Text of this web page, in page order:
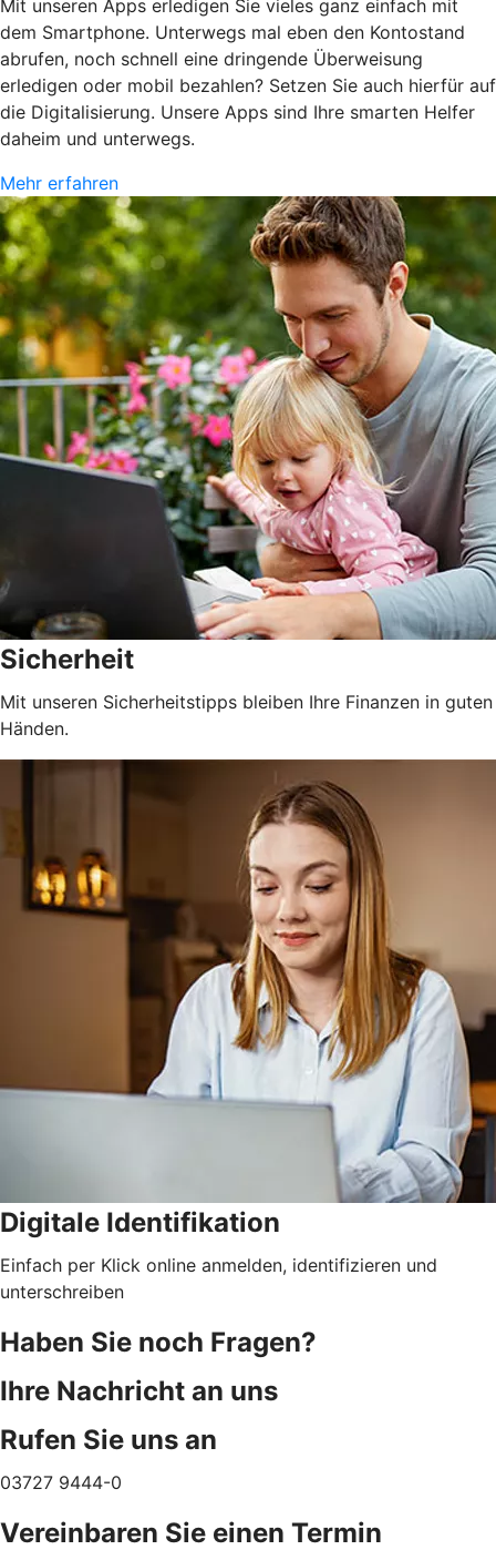
Mit unseren Apps erledigen Sie vieles ganz einfach mit
dem Smartphone. Unterwegs mal eben den Kontostand
abrufen, noch schnell eine dringende Überweisung
erledigen oder mobil bezahlen? Setzen Sie auch hierfür auf
die Digitalisierung. Unsere Apps sind Ihre smarten Helfer
daheim und unterwegs.
Mehr erfahren
Sicherheit
Mit unseren Sicherheitstipps bleiben Ihre Finanzen in guten
Händen.
Digitale Identifikation
Einfach per Klick online anmelden, identifizieren und
unterschreiben
Haben Sie noch Fragen?
Ihre Nachricht an uns
Rufen Sie uns an
03727 9444-0
Vereinbaren Sie einen Termin